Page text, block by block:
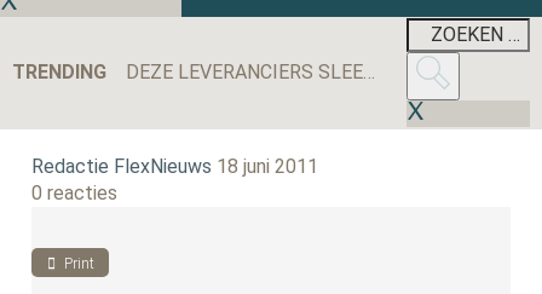
TRENDING DEZE LEVERANCIERS SLEEPTEN DE MEESTE AANBESTEDINGEN BINNEN IN 2025
Redactie FlexNieuws 18 juni 2011
0 reacties
Print